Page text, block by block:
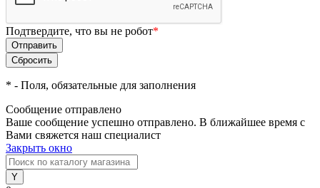
Подтвердите, что вы не робот*
* - Поля, обязательные для заполнения
Сообщение отправлено
Ваше сообщение успешно отправлено. В ближайшее время с
Вами свяжется наш специалист
Закрыть окно